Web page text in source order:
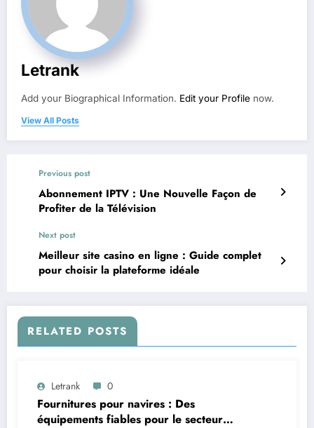
Letrank
Add your Biographical Information. Edit your Profile now.
View All Posts
Previous post
Abonnement IPTV : Une Nouvelle Façon de
Profiter de la Télévision
Next post
Meilleur site casino en ligne : Guide complet
pour choisir la plateforme idéale
RELATED POSTS
Letrank 0
Fournitures pour navires : Des
équipements fiables pour le secteur